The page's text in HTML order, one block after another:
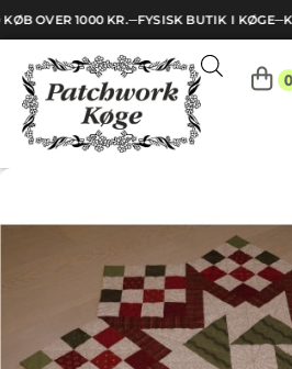
OVER 1000 KR.─FYSISK BUTIK I KØGE─
0
Indkøbskurv
Din
kurv